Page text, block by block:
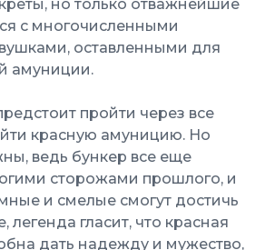
но только отважнейшие
с многочисленными
оставленными для
амуниции.
пройти через все
красную амуницию. Но
ведь бункер все еще
сторожами прошлого, и
и смелые смогут достичь
легенда гласит, что красная
дать надежду и мужество,